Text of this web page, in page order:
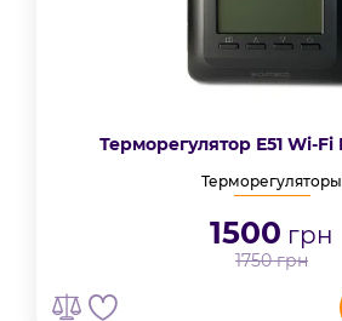
Терморегулятор Е51 Wi-
Терморегуляторы
1500 грн
1750грн